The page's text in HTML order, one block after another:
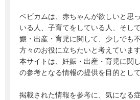
ベビカムは、赤ちゃんが欲しいと思
いる人、子育てをしている人、そし
娠・出産・育児に関して、少しでも
方々のお役に立ちたいと考えています
本サイトは、妊娠・出産・育児に関
の参考となる情報の提供を目的として
掲載された情報を参考に、気になる